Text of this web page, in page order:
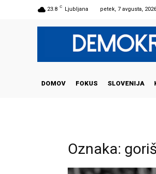
23.8 C Ljubljana petek, 7 avgusta, 2026
DOMOV FOKUS SLOVENIJA
Oznaka: